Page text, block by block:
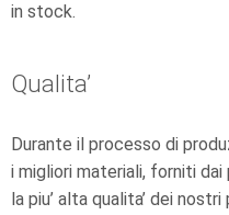
in stock.
Qualita’
Durante il processo di
i migliori materiali, forniti
la piu’ alta qualita’ dei